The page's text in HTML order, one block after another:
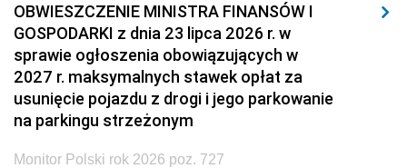
OBWIESZCZENIE MINISTRA FINANSÓW I
GOSPODARKI z dnia 23 lipca 2026 r. w
sprawie ogłoszenia obowiązujących w
2027 r. maksymalnych stawek opłat za
usunięcie pojazdu z drogi i jego parkowanie
na parkingu strzeżonym
Monitor Polski rok 2026 poz. 727